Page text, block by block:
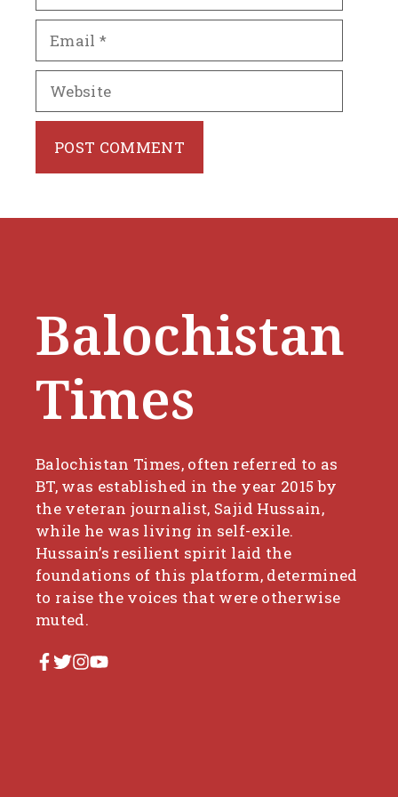
Balochistan
Times
Balochistan Times, often referred to as
BT, was established in the year 2015 by
the veteran journalist, Sajid Hussain,
while he was living in self-exile.
Hussain’s resilient spirit laid the
foundations of this platform, determined
to raise the voices that were otherwise
muted.